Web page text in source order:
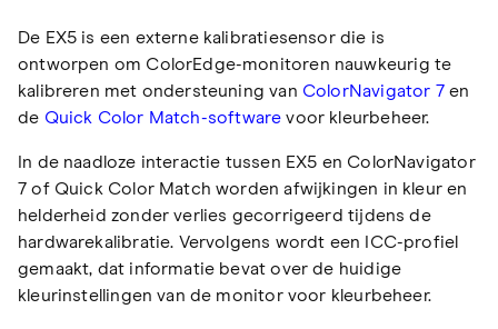
De EX5 is een externe kalibratiesensor die is
ontworpen om ColorEdge-monitoren nauwkeurig te
kalibreren met ondersteuning van ColorNavigator 7en
de Quick Color Match-software voor kleurbeheer.
In de naadloze interactie tussen EX5 en ColorNavigator
7 of Quick Color Match worden afwijkingen in kleur en
helderheid zonder verlies gecorrigeerd tijdens de
hardwarekalibratie. Vervolgens wordt een ICC-profiel
gemaakt, dat informatie bevat over de huidige
kleurinstellingen van de monitor voor kleurbeheer.